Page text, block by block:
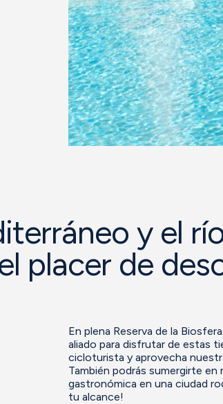
y el
placer de
En plena Reserva de la
aliado para disfrutar de estas
cicloturista y aprovecha
También podrás sumergirte
gastronómica en una ciudad
tu alcance!